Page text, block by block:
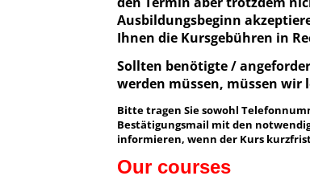
Ausbildungsbeginn
Ihnen die Kursgebühren in
Sollten benötigte /
werden müssen, müssen wir
Bitte tragen Sie sowohl
Bestätigungsmail mit den
informieren, wenn der Kurs
Our courses